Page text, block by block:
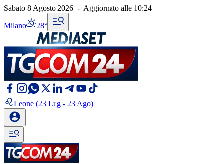
Sabato 8 Agosto 2026 - Aggiornato alle 10:24
Milano 28°
Leone (23 Lug - 23 Ago)